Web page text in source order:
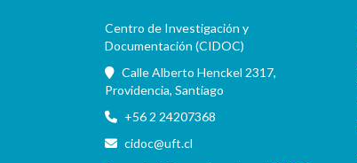
Centro de Investigación y
Documentación (CIDOC)
Calle Alberto Henckel 2317,
Providencia, Santiago
+56 2 24207368
cidoc@uft.cl